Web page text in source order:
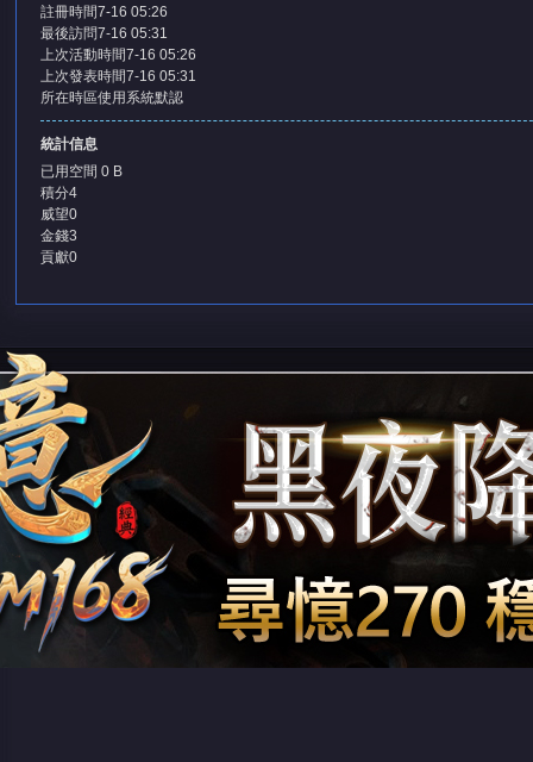
堂
註冊時間7-16 05:26
最後訪問7-16 05:31
上次活動時間7-16 05:26
上次發表時間7-16 05:31
所在時區使用系統默認
統計信息
已用空間 0 B
積分4
威望0
金錢3
貢獻0